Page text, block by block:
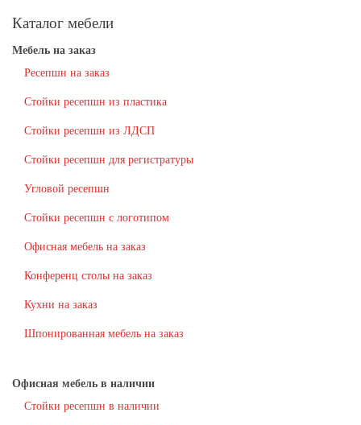
Каталог мебели
Мебель на заказ
Ресепшн на заказ
Стойки ресепшн из пластика
Стойки ресепшн из ЛДСП
Стойки ресепшн для регистратуры
Угловой ресепшн
Стойки ресепшн с логотипом
Офисная мебель на заказ
Конференц столы на заказ
Кухни на заказ
Шпонированная мебель на заказ
Офисная мебель в наличии
Стойки ресепшн в наличии